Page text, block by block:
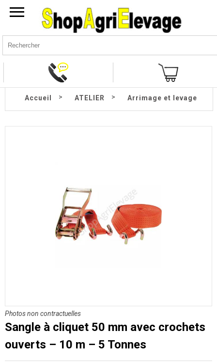
Accueil > ATELIER > Arrimage et levage
Photos non contractuelles
Sangle à cliquet 50 mm avec crochets
ouverts – 10 m – 5 Tonnes